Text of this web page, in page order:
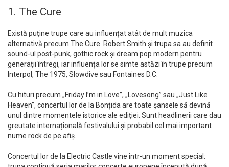
1. The Cure
Există puține trupe care au influențat atât de mult muzica
alternativă precum The Cure. Robert Smith și trupa sa au definit
sound-ul post-punk, gothic rock și dream pop modern pentru
generații întregi, iar influența lor se simte astăzi în trupe precum
Interpol, The 1975, Slowdive sau Fontaines D.C.
Cu hituri precum „Friday I’m in Love”, „Lovesong” sau „Just Like
Heaven”, concertul lor de la Bonțida are toate șansele să devină
unul dintre momentele istorice ale ediției. Sunt headlinerii care dau
greutate internațională festivalului și probabil cel mai important
nume rock de pe afiș.
Concertul lor de la Electric Castle vine într-un moment special: